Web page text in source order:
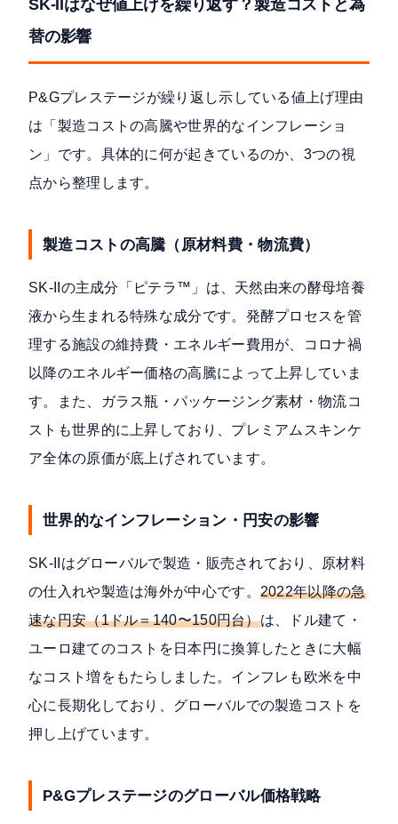
SK-IIはなぜ値上げを繰り返す？製造コストと為
替の影響
P&Gプレステージが繰り返し示している値上げ理由
は「製造コストの高騰や世界的なインフレーショ
ン」です。具体的に何が起きているのか、3つの視
点から整理します。
製造コストの高騰（原材料費・物流費）
SK-IIの主成分「ピテラ™」は、天然由来の酵母培養
液から生まれる特殊な成分です。発酵プロセスを管
理する施設の維持費・エネルギー費用が、コロナ禍
以降のエネルギー価格の高騰によって上昇していま
す。また、ガラス瓶・パッケージング素材・物流コ
ストも世界的に上昇しており、プレミアムスキンケ
ア全体の原価が底上げされています。
世界的なインフレーション・円安の影響
SK-IIはグローバルで製造・販売されており、原材料
の仕入れや製造は海外が中心です。 2022年以降の急
速な円安（1ドル＝140〜150円台）は、ドル建て・
ユーロ建てのコストを日本円に換算したときに大幅
なコスト増をもたらしました。インフレも欧米を中
心に長期化しており、グローバルでの製造コストを
押し上げています。
P&Gプレステージのグローバル価格戦略